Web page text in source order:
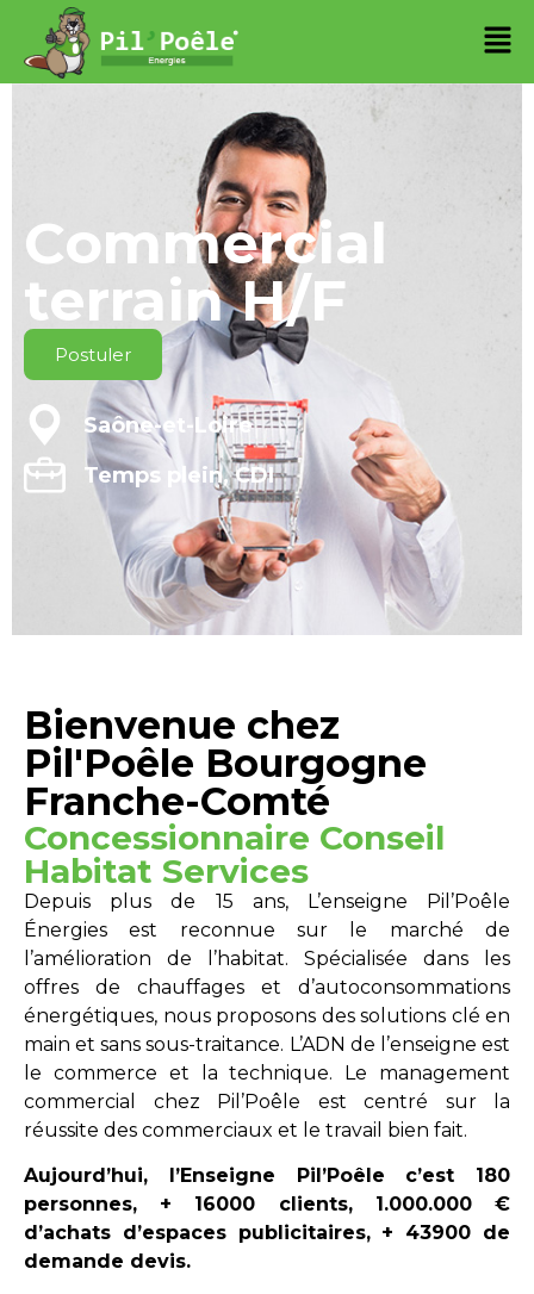
Commercial
terrain H/F
Postuler
Saône-et-Loire
Temps plein, CDI
Bienvenue chez
Pil'Poêle Bourgogne
Franche-Comté
Concessionnaire Conseil
Habitat Services
Depuis plus de 15 ans, L’enseigne Pil’Poêle
Énergies est reconnue sur le marché de
l’amélioration de l’habitat. Spécialisée dans les
offres de chauffages et d’autoconsommations
énergétiques, nous proposons des solutions clé en
main et sans sous-traitance. L’ADN de l’enseigne est
le commerce et la technique. Le management
commercial chez Pil’Poêle est centré sur la
réussite des commerciaux et le travail bien fait.
Aujourd’hui, l’Enseigne Pil’Poêle c’est 180
personnes, + 16000 clients, 1.000.000 €
d’achats d’espaces publicitaires, + 43900 de
demande devis.